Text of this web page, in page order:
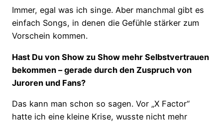
Immer, egal was ich singe. Aber manchmal gibt es
einfach Songs, in denen die Gefühle stärker zum
Vorschein kommen.
Hast Du von Show zu Show mehr Selbstvertrauen
bekommen – gerade durch den Zuspruch von
Juroren und Fans?
Das kann man schon so sagen. Vor „X Factor“
hatte ich eine kleine Krise, wusste nicht mehr